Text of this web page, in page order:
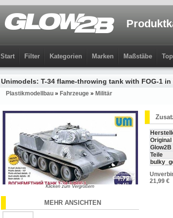
Start Filter Kategorien Marken Maßstäbe
Unimodels: T-34 flame-throwing tank with FOG-1 in
Plastikmodellbau » Fahrzeuge » Militär
Klicken zum Vergrößern
MEHR ANSICHTEN
Teile
21,99 €